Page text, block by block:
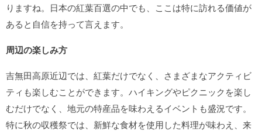
りますね。日本の紅葉百選の中でも、ここは特に訪れる価値が
あると自信を持って言えます。
周辺の楽しみ方
吉無田高原近辺では、紅葉だけでなく、さまざまなアクティビ
ティも楽しむことができます。ハイキングやピクニックを楽し
むだけでなく、地元の特産品を味わえるイベントも盛況です。
特に秋の収穫祭では、新鮮な食材を使用した料理が味わえ、来